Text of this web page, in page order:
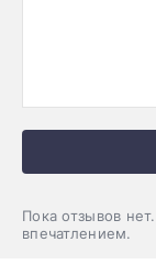
Пока отзывов
впечатлением.